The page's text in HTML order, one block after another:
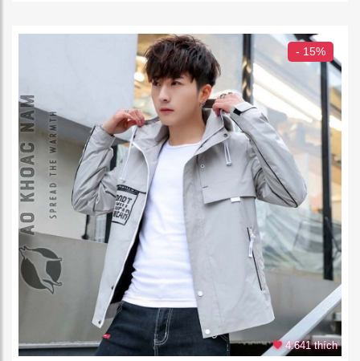
- 15%
4.641 thích